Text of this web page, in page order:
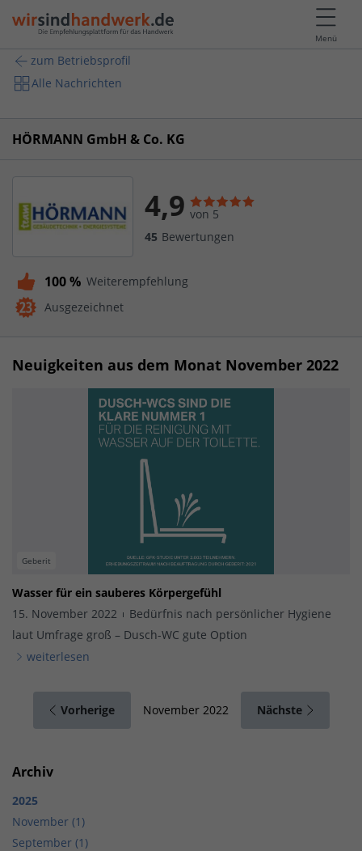
Menü
zum Betriebsprofil
Alle Nachrichten
HÖRMANN GmbH & Co. KG
4,9 von 5
45 Bewertungen
100 % Weiterempfehlung
Ausgezeichnet
Neuigkeiten aus dem Monat November 2022
Geberit
Wasser für ein sauberes Körpergefühl
15. November 2022
Bedürfnis nach persönlicher Hygiene
laut Umfrage groß – Dusch-WC gute Option
weiterlesen
Vorherige November 2022 Nächste
Archiv
2025
November (1)
September (1)